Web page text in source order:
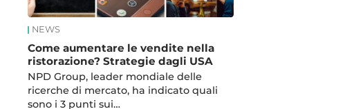
NEWS
Come aumentare le vendite nella
ristorazione? Strategie dagli USA
NPD Group, leader mondiale delle
ricerche di mercato, ha indicato quali
sono i 3 punti sui…